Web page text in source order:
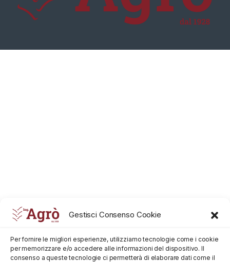
Gestisci Consenso Cookie
Per fornire le migliori esperienze, utilizziamo tecnologie come i cookie
per memorizzare e/o accedere alle informazioni del dispositivo. Il
consenso a queste tecnologie ci permetterà di elaborare dati come il